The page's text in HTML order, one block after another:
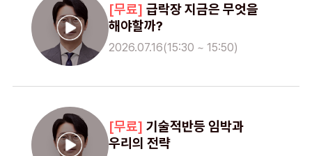
급락장 지금은 무엇을
해야할까?
2026.07.16(15:30 ~ 15:50)
기술적반등 임박과
우리의 전략